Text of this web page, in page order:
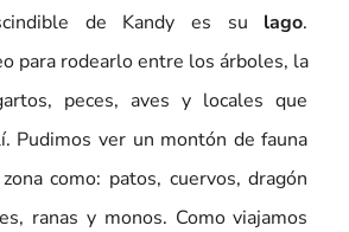
de Kandy es su lago.
para rodearlo entre los árboles, la
peces, aves y locales que
Pudimos ver un montón de fauna
como: patos, cuervos, dragón
ranas y monos. Como viajamos